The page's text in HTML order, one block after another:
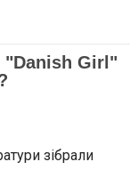
зібрали